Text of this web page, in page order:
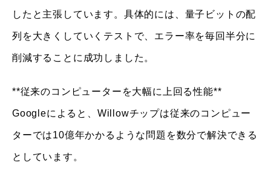
したと主張しています。具体的には、量子ビットの配
列を大きくしていくテストで、エラー率を毎回半分に
削減することに成功しました。
**従来のコンピューターを大幅に上回る性能**
Googleによると、Willowチップは従来のコンピュー
ターでは10億年かかるような問題を数分で解決できる
としています。